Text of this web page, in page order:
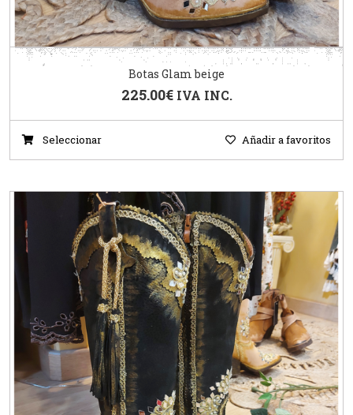
Botas Glam beige
225.00€ IVA INC.
Seleccionar Añadir a favoritos